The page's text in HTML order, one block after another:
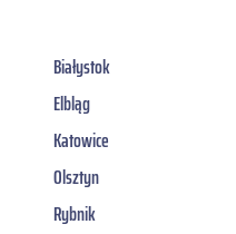
Białystok
Elbląg
Katowice
Olsztyn
Rybnik